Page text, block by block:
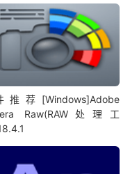
推荐[Windows]Adobe
Raw(RAW处理工